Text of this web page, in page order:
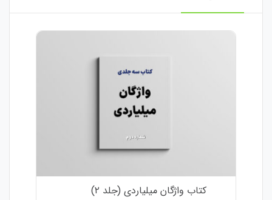
کتاب واژگان میلیاردی (جلد ۲)